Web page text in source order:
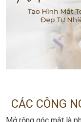
CÁC CÔNG